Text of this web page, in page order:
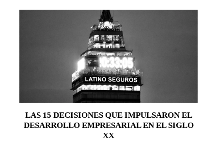
LAS 15 DECISIONES QUE IMPULSARON EL
DESARROLLO EMPRESARIAL EN EL SIGLO
XX